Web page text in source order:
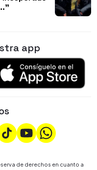
app
de derechos en cuanto a